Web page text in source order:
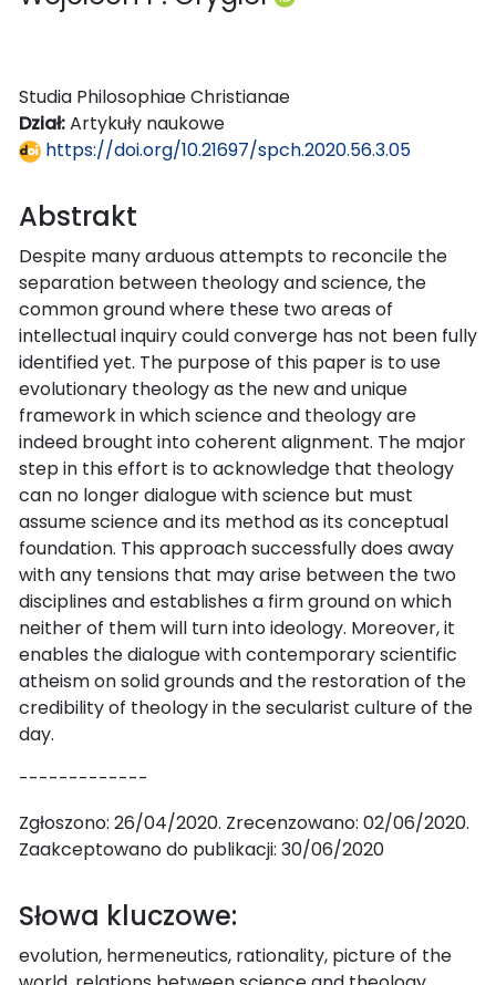
Studia Philosophiae Christianae
Dział:Artykuły naukowe
https://doi.org/10.21697/spch.2020.56.3.05
Abstrakt
Despite many arduous attempts to reconcile the
separation between theology and science, the
common ground where these two areas of
intellectual inquiry could converge has not been fully
identified yet. The purpose of this paper is to use
evolutionary theology as the new and unique
framework in which science and theology are
indeed brought into coherent alignment. The major
step in this effort is to acknowledge that theology
can no longer dialogue with science but must
assume science and its method as its conceptual
foundation. This approach successfully does away
with any tensions that may arise between the two
disciplines and establishes a firm ground on which
neither of them will turn into ideology. Moreover, it
enables the dialogue with contemporary scientific
atheism on solid grounds and the restoration of the
credibility of theology in the secularist culture of the
day.
-------------
Zgłoszono: 26/04/2020. Zrecenzowano: 02/06/2020.
Zaakceptowano do publikacji: 30/06/2020
Słowa kluczowe:
evolution, hermeneutics, rationality, picture of the